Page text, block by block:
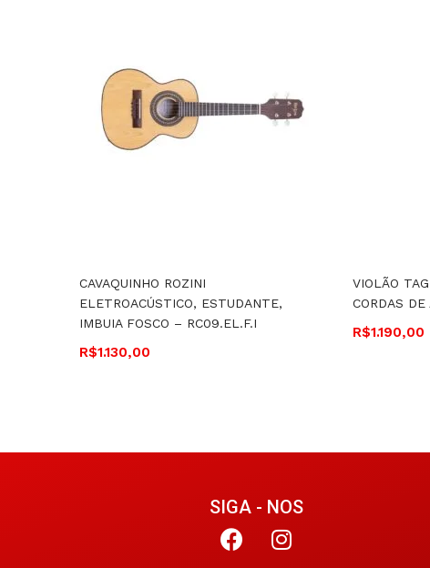
CAVAQUINHO ROZINI
ELETROACÚSTICO, ESTUDANTE,
IMBUIA FOSCO – RC09.EL.F.I
R$1.130,00
VIOLÃO
CORDAS
R$1.190,00
SIGA - NOS